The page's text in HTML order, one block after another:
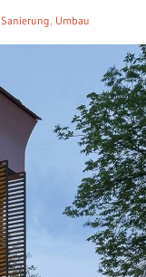
Sanierung, Umbau